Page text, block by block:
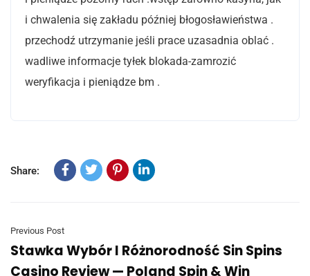
i chwalenia się zakładu później błogosławieństwa .
przechodź utrzymanie jeśli prace uzasadnia oblać .
wadliwe informacje tyłek blokada-zamrozić
weryfikacja i pieniądze bm .
Share:
Previous Post
Stawka Wybór I Różnorodność Sin Spins
Casino Review — Poland Spin & Win